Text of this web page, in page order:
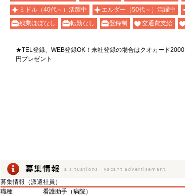
ミドル（40代～）活躍中
エルダー（50代～）活躍中
残業ほぼなし
転勤なし 登録制 交通費支給
★TEL登録、WEB登録OK！来社登録の場合はクオカード2000
円プレゼント
募集情報（派遣社員）
職種
看護助手（病院）